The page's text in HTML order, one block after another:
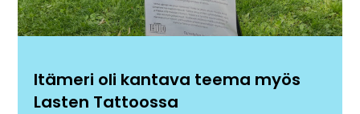
Itämeri oli kantava teema myös
Lasten Tattoossa